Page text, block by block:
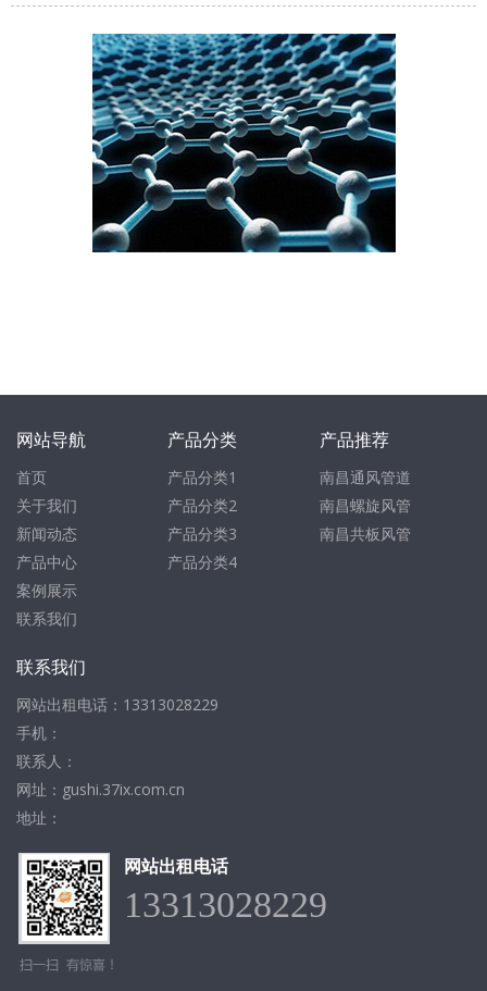
网站导航
首页
关于我们
新闻动态
产品中心
案例展示
联系我们
产品分类
产品分类1
产品分类2
产品分类3
产品分类4
产品推荐
南昌通风管道
南昌螺旋风管
南昌共板风管
联系我们
网站出租电话：13313028229
手机：
联系人：
网址：gushi.37ix.com.cn
地址：
网站出租电话
13313028229